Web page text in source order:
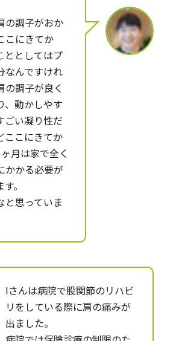
の調子がおか
こにきてか
ととしてはプ
なんですけれ
の調子が良く
、動かしやす
ごい凝り性だ
ここにきてか
月は家で全く
かかる必要が
。
と思っていま
Iさんは病院で股関節のリハビ
リをしている際に肩の痛みが
出ました。